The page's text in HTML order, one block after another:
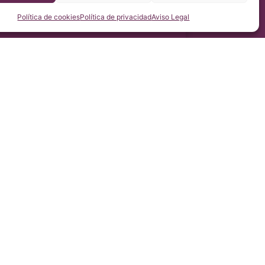
Política de cookiesPolítica de privacidadAviso Legal